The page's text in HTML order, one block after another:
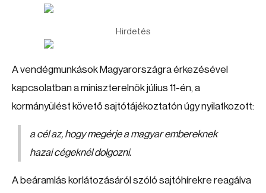
Hirdetés
A vendégmunkások Magyarországra érkezésével
kapcsolatban a miniszterelnök július 11-én, a
kormányülést követő sajtótájékoztatón úgy nyilatkozott:
a cél az, hogy megérje a magyar embereknek
hazai cégeknél dolgozni.
A beáramlás korlátozásáról szóló sajtóhírekre reagálva